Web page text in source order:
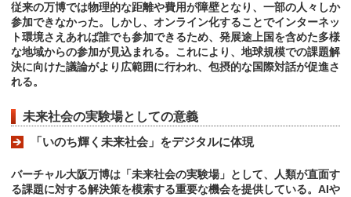
従来の万博では物理的な距離や費用が障壁となり、一部の人々しか
参加できなかった。しかし、オンライン化することでインターネッ
ト環境さえあれば誰でも参加できるため、発展途上国を含めた多様
な地域からの参加が見込まれる。これにより、地球規模での課題解
決に向けた議論がより広範囲に行われ、包摂的な国際対話が促進さ
れる。
未来社会の実験場としての意義
「いのち輝く未来社会」をデジタルに体現
バーチャル大阪万博は「未来社会の実験場」として、人類が直面す
る課題に対する解決策を模索する重要な機会を提供している。AIや